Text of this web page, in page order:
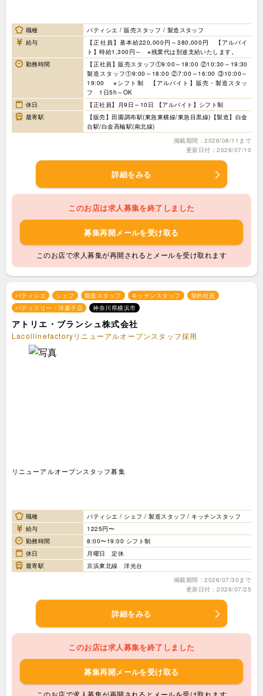
職種
パティシエ / 販売スタッフ / 製造スタッフ
給与
【正社員】基本給220,000円～380,000円 【アルバイ
ト】時給1,300円～ ※残業代は別途支給いたします。
勤務時間
【正社員】販売スタッフ①9:00～18:00 ②10:30～19:30
製造スタッフ①9:00～18:00 ②7:00～16:00 ③10:00～
19:00 ※シフト制 【アルバイト】販売・製造スタッ
フ 1日5h～OK
休日
【正社員】月9日～10日 【アルバイト】シフト制
最寄駅
【販売】田園調布駅(東急東横線/東急目黒線)【製造】白金
台駅/白金高輪駅(南北線)
掲載期間：2026/08/11まで
更新日付：2026/07/10
詳細をみる
このお店は求人募集を終了しました
募集再開メールを受け取る
このお店で求人募集が再開されるとメールを受け取れます
パティシエ シェフ 製造スタッフ キッチンスタッフ
契約社員
パティスリー・洋菓子店
神奈川県横浜市
アトリエ・ブランシュ株式会社
Lacollinefactoryリニューアルオープンスタッフ採用
リニューアルオープンスタッフ募集
職種
パティシエ / シェフ / 製造スタッフ / キッチンスタッフ
給与
1225円〜
勤務時間
8:00〜19:00 シフト制
休日
月曜日 定休
最寄駅
京浜東北線 洋光台
掲載期間：2026/07/30まで
更新日付：2026/07/25
詳細をみる
このお店は求人募集を終了しました
募集再開メールを受け取る